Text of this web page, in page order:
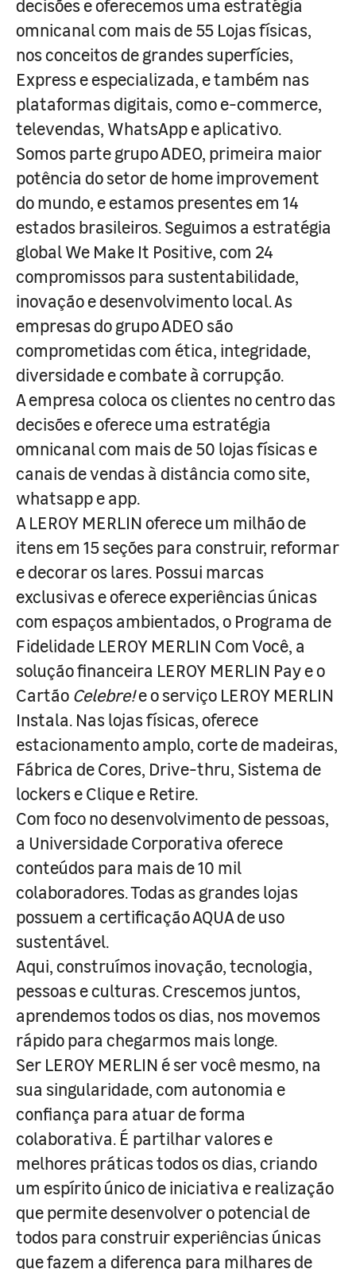
decisões e oferecemos uma estratégia
omnicanal com mais de 55 Lojas físicas,
nos conceitos de grandes superfícies,
Express e especializada, e também nas
plataformas digitais, como e-commerce,
televendas, WhatsApp e aplicativo.
Somos parte grupo ADEO, primeira maior
potência do setor de home improvement
do mundo, e estamos presentes em 14
estados brasileiros. Seguimos a estratégia
global We Make It Positive, com 24
compromissos para sustentabilidade,
inovação e desenvolvimento local. As
empresas do grupo ADEO são
comprometidas com ética, integridade,
diversidade e combate à corrupção.
A empresa coloca os clientes no centro das
decisões e oferece uma estratégia
omnicanal com mais de 50 lojas físicas e
canais de vendas à distância como site,
whatsapp e app.
A LEROY MERLIN oferece um milhão de
itens em 15 seções para construir, reformar
e decorar os lares. Possui marcas
exclusivas e oferece experiências únicas
com espaços ambientados, o Programa de
Fidelidade LEROY MERLIN Com Você, a
solução financeira LEROY MERLIN Pay e o
Cartão Celebre!e o serviço LEROY MERLIN
Instala. Nas lojas físicas, oferece
estacionamento amplo, corte de madeiras,
Fábrica de Cores, Drive-thru, Sistema de
lockers e Clique e Retire.
Com foco no desenvolvimento de pessoas,
a Universidade Corporativa oferece
conteúdos para mais de 10 mil
colaboradores. Todas as grandes lojas
possuem a certificação AQUA de uso
sustentável.
Aqui, construímos inovação, tecnologia,
pessoas e culturas. Crescemos juntos,
aprendemos todos os dias, nos movemos
rápido para chegarmos mais longe.
Ser LEROY MERLIN é ser você mesmo, na
sua singularidade, com autonomia e
confiança para atuar de forma
colaborativa. É partilhar valores e
melhores práticas todos os dias, criando
um espírito único de iniciativa e realização
que permite desenvolver o potencial de
todos para construir experiências únicas
que fazem a diferença para milhares de